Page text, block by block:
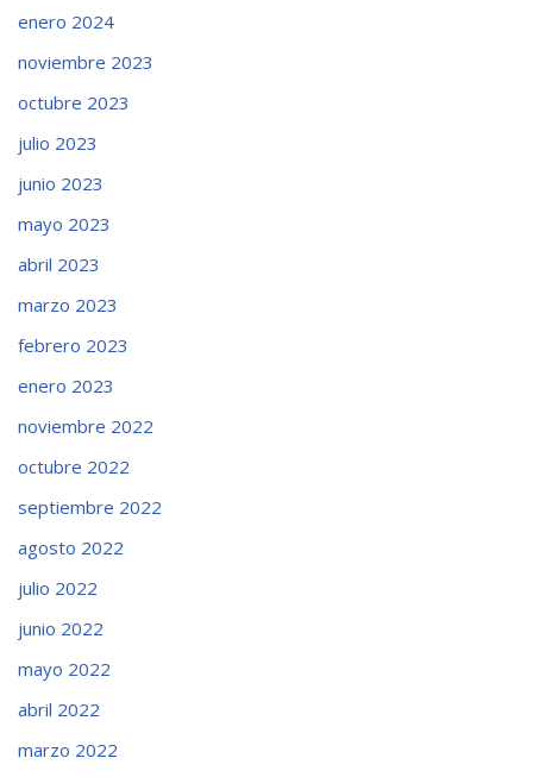
enero 2024
noviembre 2023
octubre 2023
julio 2023
junio 2023
mayo 2023
abril 2023
marzo 2023
febrero 2023
enero 2023
noviembre 2022
octubre 2022
septiembre 2022
agosto 2022
julio 2022
junio 2022
mayo 2022
abril 2022
marzo 2022